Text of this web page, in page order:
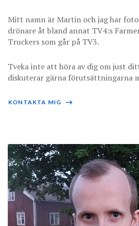
Mitt namn är Martin och jag har
drönare åt bland annat TV4:s
Truckers som går på TV3.
Tveka inte att höra av dig om just
diskuterar gärna förutsättningarna
KONTAKTA MIG ⟶